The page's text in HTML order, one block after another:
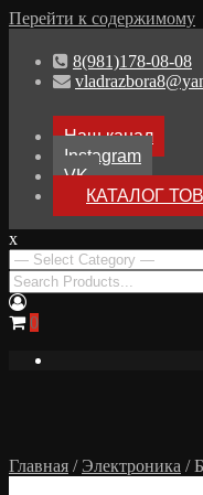
Перейти к содержимому
8(981)178-08-08
Наш канал
Instagram
VK
КАТАЛОГ
Разборка Audi A8 D3
x
0
Главная / Электроника /